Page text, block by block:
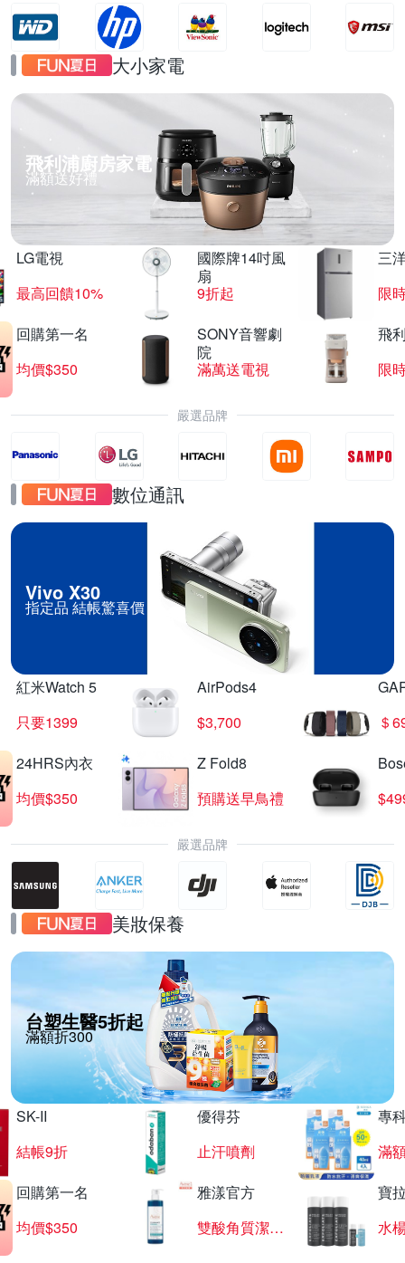
大小家電
飛利浦廚房家電
滿額送好禮
LG電視
最高回饋10%
國際牌14吋風
扇
9折起
三
限
回購第一名
均價$350
SONY音響劇
院
滿萬送電視
飛
限
嚴選品牌
數位通訊
Vivo X30
指定品 結帳驚喜價
紅米Watch 5
只要1399
AirPods4
$3,700
＄
24HRS內衣
均價$350
Z Fold8
預購送早鳥禮
嚴選品牌
美妝保養
台塑生醫5折起
滿額折300
SK-II
結帳9折
優得芬
止汗噴劑
專
滿
回購第一名
均價$350
雅漾官方
雙酸角質潔膚露
寶
水